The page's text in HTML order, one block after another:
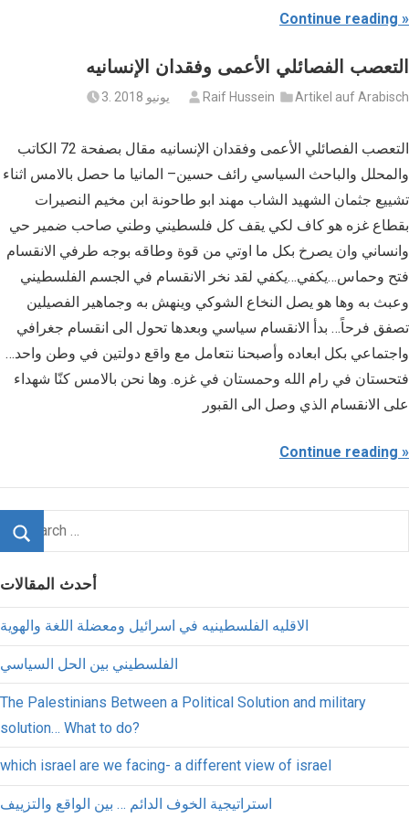
Continue reading
التعصب الفصائلي الأعمى وفقدان الإنسانيه
3. يونيو 2018 Raif Hussein Artikel auf Arabisch
التعصب الفصائلي الأعمى وفقدان الإنسانيه مقال بصفحة 72 الكاتب
والمحلل والباحث السياسي رائف حسين– المانيا ما حصل بالامس اثناء
تشييع جثمان الشهيد الشاب مهند ابو طاحونة ابن مخيم النصيرات
بقطاع غزه هو كاف لكي يقف كل فلسطيني وطني صاحب ضمير حي
وانساني وان يصرخ بكل ما اوتي من قوة وطاقه بوجه طرفي الانقسام
فتح وحماس…يكفي…يكفي لقد نخر الانقسام في الجسم الفلسطيني
وعبث به وها هو يصل النخاع الشوكي وينهش به وجماهير الفصيلين
تصفق فرحاً… بدأ الانقسام سياسي وبعدها تحول الى انقسام جغرافي
واجتماعي بكل ابعاده وأصبحنا نتعامل مع واقع دولتين في وطن واحد…
فتحستان في رام الله وحمستان في غزه. وها نحن بالامس كنّا شهداء
على الانقسام الذي وصل الى القبور
Continue reading
أحدث المقالات
الاقليه الفلسطينيه في اسرائيل ومعضلة اللغة والهوية
الفلسطيني بين الحل السياسي
The Palestinians Between a Political Solution and military
solution… What to do?
which israel are we facing- a different view of israel
استراتيجية الخوف الدائم … بين الواقع والتزييف